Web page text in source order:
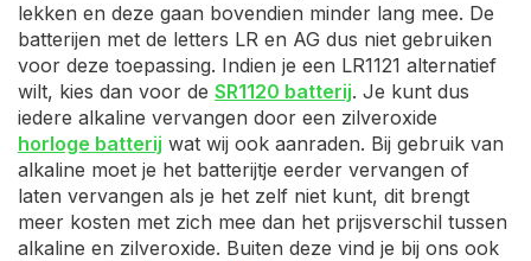
lekken en deze gaan bovendien minder lang mee. De
batterijen met de letters LR en AG dus niet gebruiken
voor deze toepassing. Indien je een LR1121 alternatief
wilt, kies dan voor de SR1120 batterij. Je kunt dus
iedere alkaline vervangen door een zilveroxide
horloge batterij wat wij ook aanraden. Bij gebruik van
alkaline moet je het batterijtje eerder vervangen of
laten vervangen als je het zelf niet kunt, dit brengt
meer kosten met zich mee dan het prijsverschil tussen
alkaline en zilveroxide. Buiten deze vind je bij ons ook